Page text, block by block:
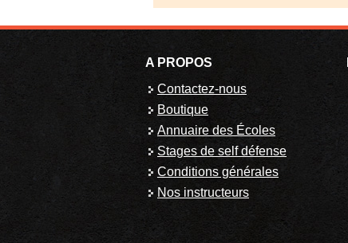
A PROPOS
Contactez-nous
Boutique
Annuaire des Écoles
Stages de self défense
Conditions générales
Nos instructeurs